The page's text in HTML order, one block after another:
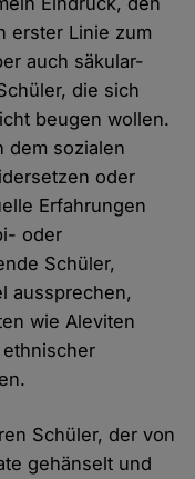
erster Linie zum
auch säkular-
die sich
beugen wollen.
dem sozialen
oder
Erfahrungen
oder
Schüler,
aussprechen,
wie Aleviten
Schüler, der von
gehänselt und